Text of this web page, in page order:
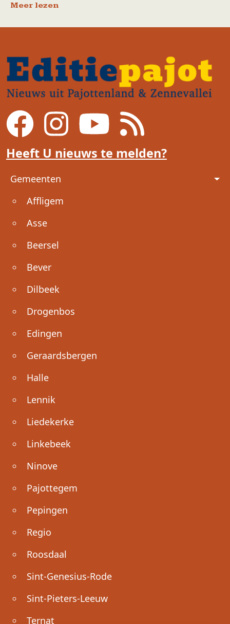
Meer lezen
Heeft U nieuws te melden?
Voet
Gemeenten
Affligem
Asse
Beersel
Bever
Dilbeek
Drogenbos
Edingen
Geraardsbergen
Halle
Lennik
Liedekerke
Linkebeek
Ninove
Pajottegem
Pepingen
Regio
Roosdaal
Sint-Genesius-Rode
Sint-Pieters-Leeuw
Ternat